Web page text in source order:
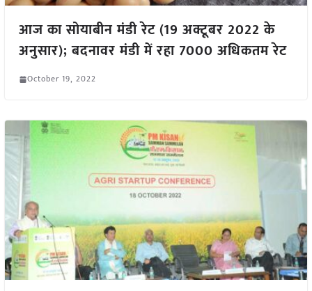
आज का सोयाबीन मंडी रेट (19 अक्टूबर 2022 के
अनुसार); बदनावर मंडी में रहा 7000 अधिकतम रेट
October 19, 2022